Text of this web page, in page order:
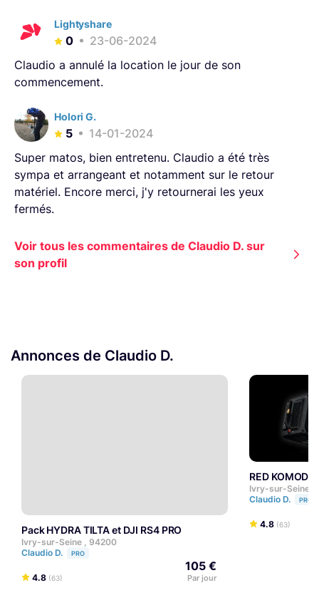
Lightyshare
0
23-06-2024
Claudio a annulé la location le jour de son
commencement.
Holori G.
5
14-01-2024
Super matos, bien entretenu. Claudio a été très
sympa et arrangeant et notamment sur le retour
matériel. Encore merci, j'y retournerai les yeux
fermés.
Voir tous les commentaires de Claudio D. sur
son profil
Annonces de Claudio D.
Pack HYDRA TILTA et DJI RS4 PRO
Ivry-sur-Seine , 94200
Claudio D.
PRO
4.8 (63)
105 €
Par jour
RED
Ivry-sur-Seine ,
Claudio D.
PRO
4.8 (63)